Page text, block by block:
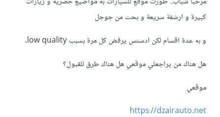
كبيرة و ارشفة سريعة و بحث من جوجل
و به عدة اقسام لكن ادسنس يرفض كل مرة بسبب low quality.
هل هناك من يراجعلي موقعي هل هناك طرق للقبول؟
موقعي
https://dzairauto.net